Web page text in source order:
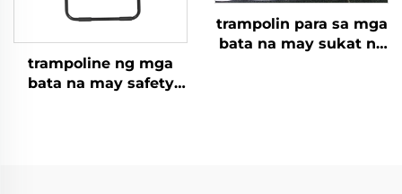
trampoline ng mga
bata na may safety
trampolin para sa mga
bata na may sukat na